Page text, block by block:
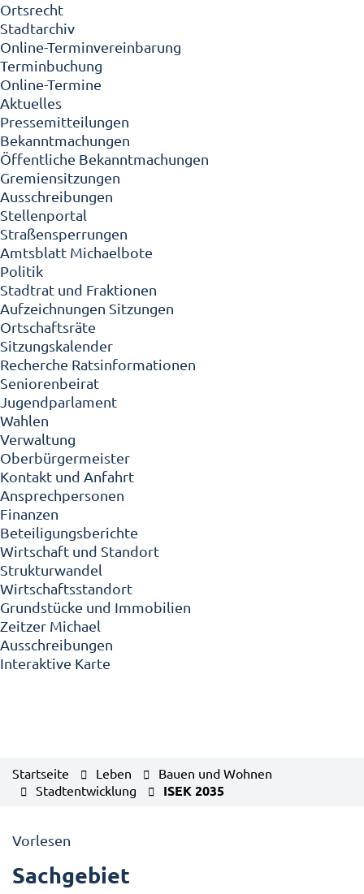
Ortsrecht
Stadtarchiv
Online-Terminvereinbarung
Terminbuchung
Online-Termine
Aktuelles
Pressemitteilungen
Bekanntmachungen
Öffentliche Bekanntmachungen
Gremiensitzungen
Ausschreibungen
Stellenportal
Straßensperrungen
Amtsblatt Michaelbote
Politik
Stadtrat und Fraktionen
Aufzeichnungen Sitzungen
Ortschaftsräte
Sitzungskalender
Recherche Ratsinformationen
Seniorenbeirat
Jugendparlament
Wahlen
Verwaltung
Oberbürgermeister
Kontakt und Anfahrt
Ansprechpersonen
Finanzen
Beteiligungsberichte
Wirtschaft und Standort
Strukturwandel
Wirtschaftsstandort
Grundstücke und Immobilien
Zeitzer Michael
Ausschreibungen
Interaktive Karte
Startseite Leben
Bauen und Wohnen
Stadtentwicklung
ISEK 2035
Vorlesen
Sachgebiet